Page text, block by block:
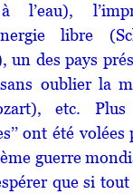
l’eau),
libre
un des pays
oublier la
etc.
ont été
guerre
que si